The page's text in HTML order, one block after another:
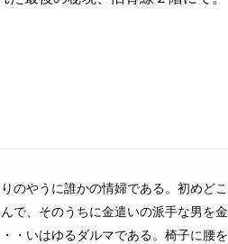
のやうに誰かの情婦である。初めどこ
で、そのうちに金遣いの派手な男を金
・いはゆるダルマである。椅子に腰を